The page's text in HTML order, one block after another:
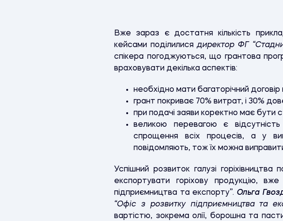
Вже зараз є достатня кількість
кейсами поділилисядиректор ФГ
спікера погоджуються, що грантова
враховувати декілька аспектів:
необхідно мати багаторічний
грант покриває 70% витрат, і 30%
при подачі заяви коректно має бути
великою перевагою є
спрощення всіх процесів, а у
повідомляють, тож їх можна
Успішний розвиток галузі
експортувати горіхову продукцію, вже
підприємництва та експорту”. Ольга
“Офіс з розвитку підприємництва та
вартістю, зокрема олії, борошна та